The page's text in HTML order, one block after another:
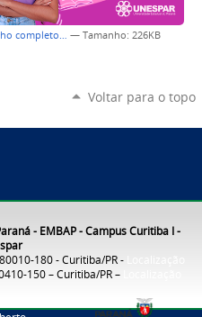
completo… — Tamanho: 226KB
Voltar para o topo
- EMBAP - Campus Curitiba I -
180 - Curitiba/PR -
150 – Curitiba/PR –